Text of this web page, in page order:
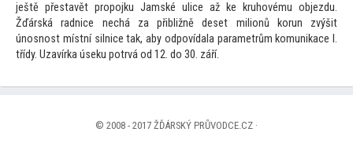
ještě přestavět propojku Jamské ulice až ke kruhovému objezdu.
Žďárská radnice nechá za přibližně deset milionů korun zvýšit
únosnost místní silnice tak, aby odpovídala parametrům komunikace I.
třídy. Uzavírka úseku potrvá od 12. do 30. září.
© 2008 - 2017 ŽĎÁRSKÝ PRŮVODCE.CZ ·